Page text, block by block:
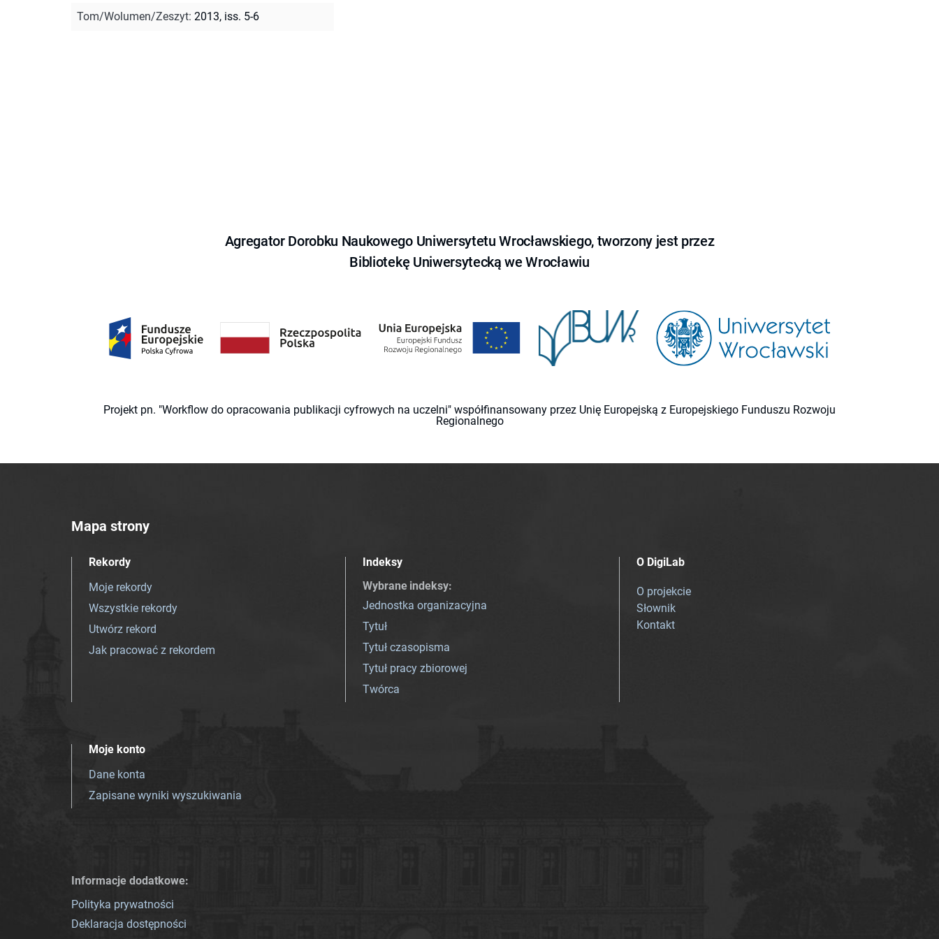
Tom/Wolumen/Zeszyt: 2013, iss. 5-6
Agregator Dorobku Naukowego Uniwersytetu Wrocławskiego, tworzony jest przez
Bibliotekę Uniwersytecką we Wrocławiu
Projekt pn. "Workflow do opracowania publikacji cyfrowych na uczelni" współfinansowany przez Unię Europejską z Europejskiego Funduszu Rozwoju
Regionalnego
Mapa strony
Rekordy
Moje rekordy
Wszystkie rekordy
Utwórz rekord
Jak pracować z rekordem
Indeksy
Wybrane indeksy:
Jednostka organizacyjna
Tytuł
Tytuł czasopisma
Tytuł pracy zbiorowej
Twórca
O DigiLab
O projekcie
Słownik
Kontakt
Moje konto
Dane konta
Zapisane wyniki wyszukiwania
Informacje dodatkowe:
Polityka prywatności
Deklaracja dostępności